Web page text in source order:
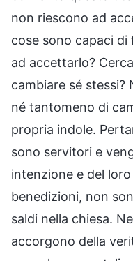
non riescono ad
cose sono capaci
ad accettarlo?
cambiare sé
né tantomeno di
propria indole.
sono servitori e
intenzione e del
benedizioni, non
saldi nella chiesa.
accorgono della